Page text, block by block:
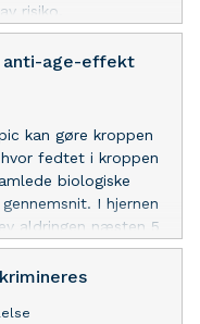
risiko.
anti-age-effekt
kan gøre kroppen
fedtet i kroppen
biologiske
I hjernen
aldringen næsten 5